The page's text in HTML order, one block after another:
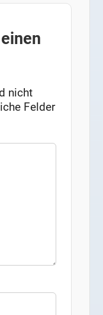
nicht
Felder